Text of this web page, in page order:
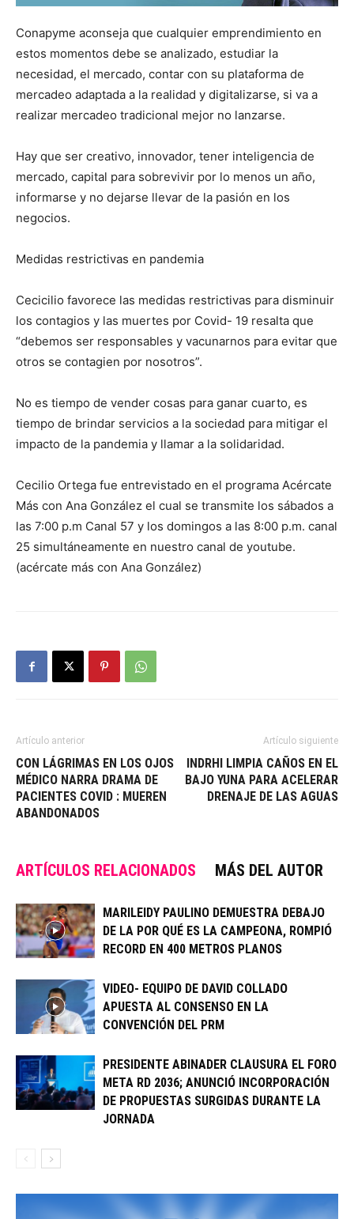
Conapyme aconseja que cualquier emprendimiento en
estos momentos debe se analizado, estudiar la
necesidad, el mercado, contar con su plataforma de
mercadeo adaptada a la realidad y digitalizarse, si va a
realizar mercadeo tradicional mejor no lanzarse.
Hay que ser creativo, innovador, tener inteligencia de
mercado, capital para sobrevivir por lo menos un año,
informarse y no dejarse llevar de la pasión en los
negocios.
Medidas restrictivas en pandemia
Cecicilio favorece las medidas restrictivas para disminuir
los contagios y las muertes por Covid- 19 resalta que
“debemos ser responsables y vacunarnos para evitar que
otros se contagien por nosotros”.
No es tiempo de vender cosas para ganar cuarto, es
tiempo de brindar servicios a la sociedad para mitigar el
impacto de la pandemia y llamar a la solidaridad.
Cecilio Ortega fue entrevistado en el programa Acércate
Más con Ana González el cual se transmite los sábados a
las 7:00 p.m Canal 57 y los domingos a las 8:00 p.m. canal
25 simultáneamente en nuestro canal de youtube.
(acércate más con Ana González)
Artículo anterior
CON LÁGRIMAS EN LOS OJOS
MÉDICO NARRA DRAMA DE
PACIENTES COVID : MUEREN
ABANDONADOS
Artículo siguiente
INDRHI LIMPIA CAÑOS EN EL
BAJO YUNA PARA ACELERAR
DRENAJE DE LAS AGUAS
ARTÍCULOS RELACIONADOS MÁS DEL AUTOR
MARILEIDY PAULINO DEMUESTRA DEBAJO
DE LA POR QUÉ ES LA CAMPEONA, ROMPIÓ
RECORD EN 400 METROS PLANOS
VIDEO- EQUIPO DE DAVID COLLADO
APUESTA AL CONSENSO EN LA
CONVENCIÓN DEL PRM
PRESIDENTE ABINADER CLAUSURA EL FORO
META RD 2036; ANUNCIÓ INCORPORACIÓN
DE PROPUESTAS SURGIDAS DURANTE LA
JORNADA